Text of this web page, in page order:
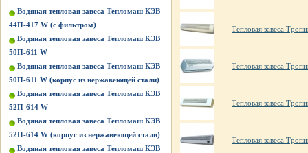
Водяная тепловая завеса Тепломаш КЭВ
44П-417 W (с фильтром)
Водяная тепловая завеса Тепломаш КЭВ
50П-611 W
Водяная тепловая завеса Тепломаш КЭВ
50П-611 W (корпус из нержавеющей стали)
Водяная тепловая завеса Тепломаш КЭВ
52П-614 W
Водяная тепловая завеса Тепломаш КЭВ
52П-614 W (корпус из нержавеющей стали)
Водяная тепловая завеса Тепломаш КЭВ
Тепловая завеса
Тепловая завеса
Тепловая завеса
Тепловая завеса